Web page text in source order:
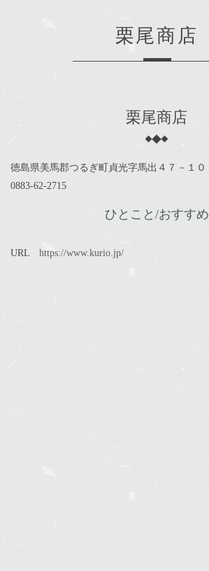
栗尾商店
栗尾商店
徳島県美馬郡つるぎ町貞光字馬出４７－１０
0883-62-2715
ひとこと/おすすめ
URL https://www.kurio.jp/